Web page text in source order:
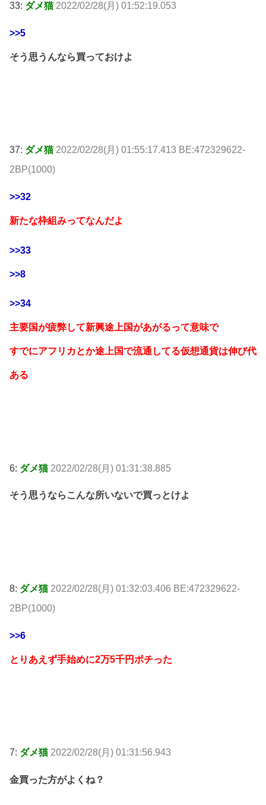
33: ダメ猫 2022/02/28(月) 01:52:19.053
>>5
そう思うんなら買っておけよ
37: ダメ猫 2022/02/28(月) 01:55:17.413 BE:472329622-
2BP(1000)
>>32
新たな枠組みってなんだよ
>>33
>>8
>>34
主要国が疲弊して新興途上国があがるって意味で
すでにアフリカとか途上国で流通してる仮想通貨は伸び代
ある
6: ダメ猫 2022/02/28(月) 01:31:38.885
そう思うならこんな所いないで買っとけよ
8: ダメ猫 2022/02/28(月) 01:32:03.406 BE:472329622-
2BP(1000)
>>6
とりあえず手始めに2万5千円ポチった
7: ダメ猫 2022/02/28(月) 01:31:56.943
金買った方がよくね？